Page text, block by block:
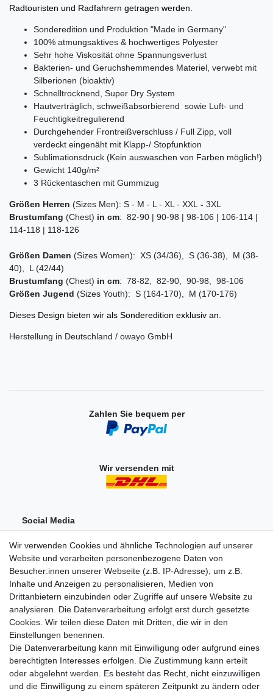
Radtouristen und Radfahrern getragen werden.
Sonderedition und Produktion "Made in Germany"
100% atmungsaktives & hochwertiges Polyester
Sehr hohe Viskosität ohne Spannungsverlust
Bakterien- und Geruchshemmendes Materiel, verwebt mit
Silberionen (bioaktiv)
Schnelltrocknend, Super Dry System
Hautverträglich, schweißabsorbierend sowie Luft- und
Feuchtigkeitregulierend
Durchgehender Frontreißverschluss / Full Zipp, voll
verdeckt eingenäht mit Klapp-/ Stopfunktion
Sublimationsdruck (Kein auswaschen von Farben möglich!)
Gewicht 140g/m²
3 Rückentaschen mit Gummizug
Größen Herren (Sizes Men): S - M - L - XL - XXL - 3XL
Brustumfang (Chest) in cm: 82-90 | 90-98 | 98-106 | 106-114 |
114-118 | 118-126
Größen Damen (Sizes Women): XS (34/36), S (36-38), M (38-
40), L (42/44)
Brustumfang (Chest) in cm: 78-82, 82-90, 90-98, 98-106
Größen Jugend (Sizes Youth): S (164-170), M (170-176)
Dieses Design bieten wir als Sonderedition exklusiv an.
Herstellung in Deutschland / owayo GmbH
Zahlen Sie bequem per
Wir versenden mit
Social Media
Einkaufen
Zahlungsarten
Versandarten & -kosten
Widerrufsrecht
Wir verwenden Cookies und ähnliche Technologien auf unserer
Website und verarbeiten personenbezogene Daten von
Besucher:innen unserer Webseite (z.B. IP-Adresse), um z.B.
Inhalte und Anzeigen zu personalisieren, Medien von
Drittanbietern einzubinden oder Zugriffe auf unsere Website zu
analysieren. Die Datenverarbeitung erfolgt erst durch gesetzte
Cookies. Wir teilen diese Daten mit Dritten, die wir in den
Einstellungen benennen.
Die Datenverarbeitung kann mit Einwilligung oder aufgrund eines
berechtigten Interesses erfolgen. Die Zustimmung kann erteilt
oder abgelehnt werden. Es besteht das Recht, nicht einzuwilligen
und die Einwilligung zu einem späteren Zeitpunkt zu ändern oder